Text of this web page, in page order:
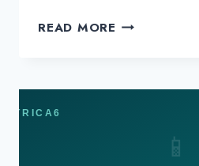
READ MORE WAISENSE